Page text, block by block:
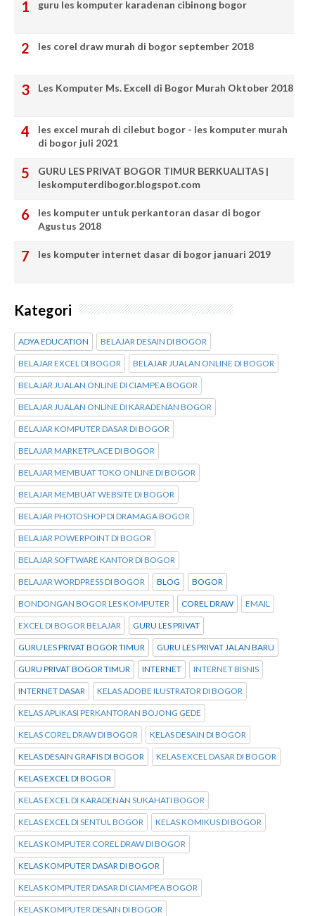
guru les komputer karadenan cibinong bogor
les corel draw murah di bogor september 2018
Les Komputer Ms. Excell di Bogor Murah Oktober 2018
les excel murah di cilebut bogor - les komputer murah
di bogor juli 2021
GURU LES PRIVAT BOGOR TIMUR BERKUALITAS |
leskomputerdibogor.blogspot.com
les komputer untuk perkantoran dasar di bogor
Agustus 2018
les komputer internet dasar di bogor januari 2019
Kategori
ADYA EDUCATION BELAJAR DESAIN DI BOGOR
BELAJAR EXCEL DI BOGOR BELAJAR JUALAN ONLINE DI BOGOR
BELAJAR JUALAN ONLINE DI CIAMPEA BOGOR
BELAJAR JUALAN ONLINE DI KARADENAN BOGOR
BELAJAR KOMPUTER DASAR DI BOGOR
BELAJAR MARKETPLACE DI BOGOR
BELAJAR MEMBUAT TOKO ONLINE DI BOGOR
BELAJAR MEMBUAT WEBSITE DI BOGOR
BELAJAR PHOTOSHOP DI DRAMAGA BOGOR
BELAJAR POWERPOINT DI BOGOR
BELAJAR SOFTWARE KANTOR DI BOGOR
BELAJAR WORDPRESS DI BOGOR BLOG BOGOR
BONDONGAN BOGOR LES KOMPUTER COREL DRAW EMAIL
EXCEL DI BOGOR BELAJAR GURU LES PRIVAT
GURU LES PRIVAT BOGOR TIMUR GURU LES PRIVAT JALAN BARU
GURU PRIVAT BOGOR TIMUR INTERNET INTERNET BISNIS
INTERNET DASAR KELAS ADOBE ILUSTRATOR DI BOGOR
KELAS APLIKASI PERKANTORAN BOJONG GEDE
KELAS COREL DRAW DI BOGOR KELAS DESAIN DI BOGOR
KELAS DESAIN GRAFIS DI BOGOR KELAS EXCEL DASAR DI BOGOR
KELAS EXCEL DI BOGOR
KELAS EXCEL DI KARADENAN SUKAHATI BOGOR
KELAS EXCEL DI SENTUL BOGOR KELAS KOMIKUS DI BOGOR
KELAS KOMPUTER COREL DRAW DI BOGOR
KELAS KOMPUTER DASAR DI BOGOR
KELAS KOMPUTER DASAR DI CIAMPEA BOGOR
KELAS KOMPUTER DESAIN DI BOGOR